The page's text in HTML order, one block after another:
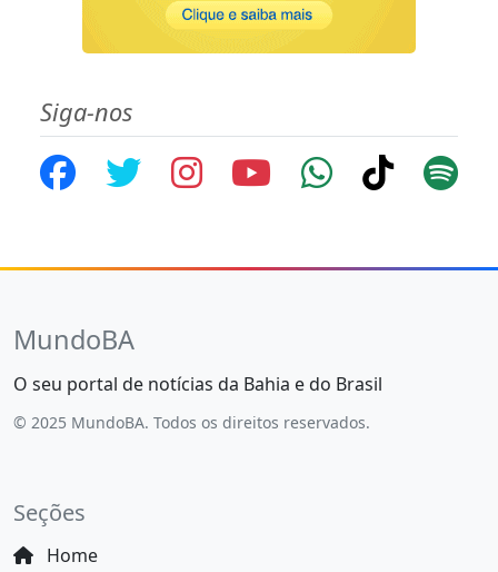
Siga-nos
MundoBA
O seu portal de notícias da Bahia e do Brasil
© 2025 MundoBA. Todos os direitos reservados.
Seções
Home